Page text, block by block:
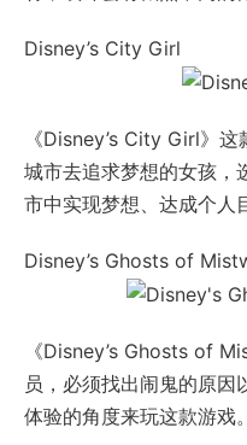
Disney’s City Girl
《Disney’s City Girl》
城市去追求梦想的女孩，
市中实现梦想、达成个人
Disney’s Ghosts of
《Disney’s Ghosts of
员，必须找出闹鬼的原
体验的角度来玩这款游戏。